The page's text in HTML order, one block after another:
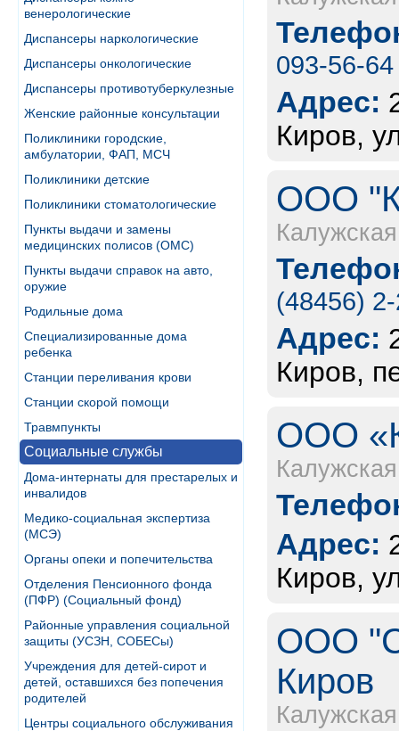
венерологические
Диспансеры наркологические
Диспансеры онкологические
Диспансеры противотуберкулезные
Женские районные консультации
Поликлиники городские,
амбулатории, ФАП, МСЧ
Поликлиники детские
Поликлиники стоматологические
Пункты выдачи и замены
медицинских полисов (ОМС)
Пункты выдачи справок на авто,
оружие
Родильные дома
Специализированные дома
ребенка
Станции переливания крови
Станции скорой помощи
Травмпункты
Социальные службы
Дома-интернаты для престарелых и
инвалидов
Медико-социальная экспертиза
(МСЭ)
Органы опеки и попечительства
Отделения Пенсионного фонда
(ПФР) (Социальный фонд)
Районные управления социальной
защиты (УСЗН, СОБЕСы)
Учреждения для детей-сирот и
детей, оставшихся без попечения
родителей
Центры социального обслуживания
093-56-64
Адрес:
Киров,
ООО
(48456)
Адрес:
Киров,
ООО
Адрес:
Киров,
ООО
Киров